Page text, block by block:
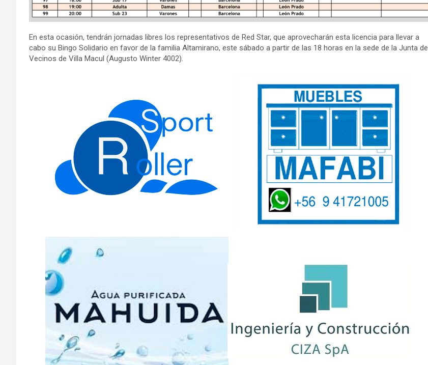
En esta ocasión, tendrán jornadas libres los representativos de Red Star, que aprovecharán esta licencia para llevar a
cabo su Bingo Solidario en favor de la familia Altamirano, este sábado a partir de las 18 horas en la sede de la Junta de
Vecinos de Villa Macul (Augusto Winter 4002).